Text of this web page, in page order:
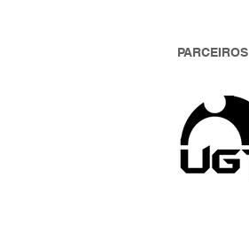
PARCEIROS